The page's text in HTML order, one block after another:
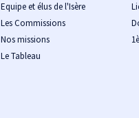
Equipe et élus de l'Isère
Les Commissions
Nos missions
Le Tableau